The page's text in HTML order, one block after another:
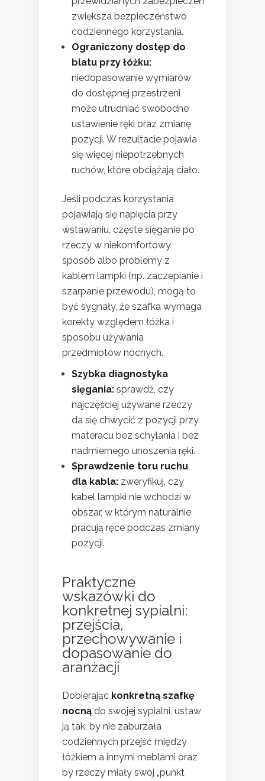
zwiększa bezpieczeństwo
codziennego korzystania.
Ograniczony dostęp do
blatu przy łóżku:
niedopasowanie wymiarów
do dostępnej przestrzeni
może utrudniać swobodne
ustawienie ręki oraz zmianę
pozycji. W rezultacie pojawia
się więcej niepotrzebnych
ruchów, które obciążają ciało.
Jeśli podczas korzystania
pojawiają się napięcia przy
wstawaniu, częste sięganie po
rzeczy w niekomfortowy
sposób albo problemy z
kablem lampki (np. zaczepianie i
szarpanie przewodu), mogą to
być sygnały, że szafka wymaga
korekty względem łóżka i
sposobu używania
przedmiotów nocnych.
Szybka diagnostyka
sięgania: sprawdź, czy
najczęściej używane rzeczy
da się chwycić z pozycji przy
materacu bez schylania i bez
nadmiernego unoszenia ręki.
Sprawdzenie toru ruchu
dla kabla: zweryfikuj, czy
kabel lampki nie wchodzi w
obszar, w którym naturalnie
pracują ręce podczas zmiany
pozycji.
Praktyczne
wskazówki do
konkretnej sypialni:
przejścia,
przechowywanie i
dopasowanie do
aranżacji
Dobierając konkretną szafkę
nocną do swojej sypialni, ustaw
ją tak, by nie zaburzała
codziennych przejść między
łóżkiem a innymi meblami oraz
by rzeczy miały swój „punkt